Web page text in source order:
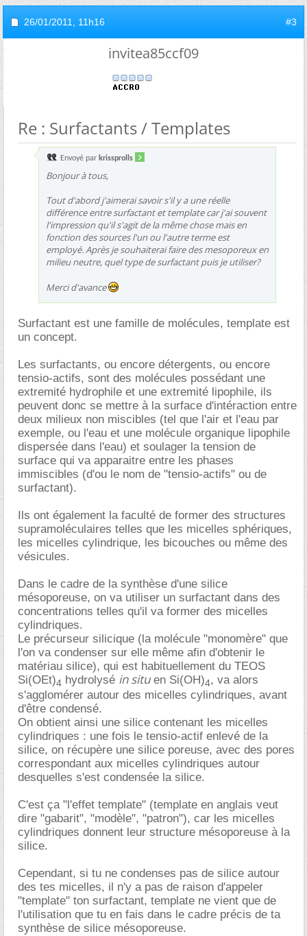
26/01/2011, 11h16 #3
invitea85ccf09
Re : Surfactants / Templates
Envoyé par krissprolls
Bonjour à tous,
Tout d'abord j'aimerai savoir s'il y a une réelle
différence entre surfactant et template car j'ai souvent
l'impression qu'il s'agit de la même chose mais en
fonction des sources l'un ou l'autre terme est
employé. Après je souhaiterai faire des mesoporeux en
milieu neutre, quel type de surfactant puis je utiliser?
Merci d'avance
Surfactant est une famille de molécules, template est
un concept.
Les surfactants, ou encore détergents, ou encore
tensio-actifs, sont des molécules possédant une
extremité hydrophile et une extremité lipophile, ils
peuvent donc se mettre à la surface d'intéraction entre
deux milieux non miscibles (tel que l'air et l'eau par
exemple, ou l'eau et une molécule organique lipophile
dispersée dans l'eau) et soulager la tension de
surface qui va apparaitre entre les phases
immiscibles (d'ou le nom de "tensio-actifs" ou de
surfactant).
Ils ont également la faculté de former des structures
supramoléculaires telles que les micelles sphériques,
les micelles cylindrique, les bicouches ou même des
vésicules.
Dans le cadre de la synthèse d'une silice
mésoporeuse, on va utiliser un surfactant dans des
concentrations telles qu'il va former des micelles
cylindriques.
Le précurseur silicique (la molécule "monomère" que
l'on va condenser sur elle même afin d'obtenir le
matériau silice), qui est habituellement du TEOS
Si(OEt)4 hydrolysé in situen Si(OH)4, va alors
s'agglomérer autour des micelles cylindriques, avant
d'être condensé.
On obtient ainsi une silice contenant les micelles
cylindriques : une fois le tensio-actif enlevé de la
silice, on récupère une silice poreuse, avec des pores
correspondant aux micelles cylindriques autour
desquelles s'est condensée la silice.
C'est ça "l'effet template" (template en anglais veut
dire "gabarit", "modèle", "patron"), car les micelles
cylindriques donnent leur structure mésoporeuse à la
silice.
Cependant, si tu ne condenses pas de silice autour
des tes micelles, il n'y a pas de raison d'appeler
"template" ton surfactant, template ne vient que de
l'utilisation que tu en fais dans le cadre précis de ta
synthèse de silice mésoporeuse.